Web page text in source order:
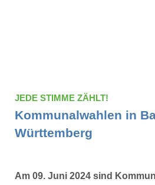
JEDE STIMME ZÄHLT!
Kommunalwahlen in
Württemberg
Am 09. Juni 2024 sind